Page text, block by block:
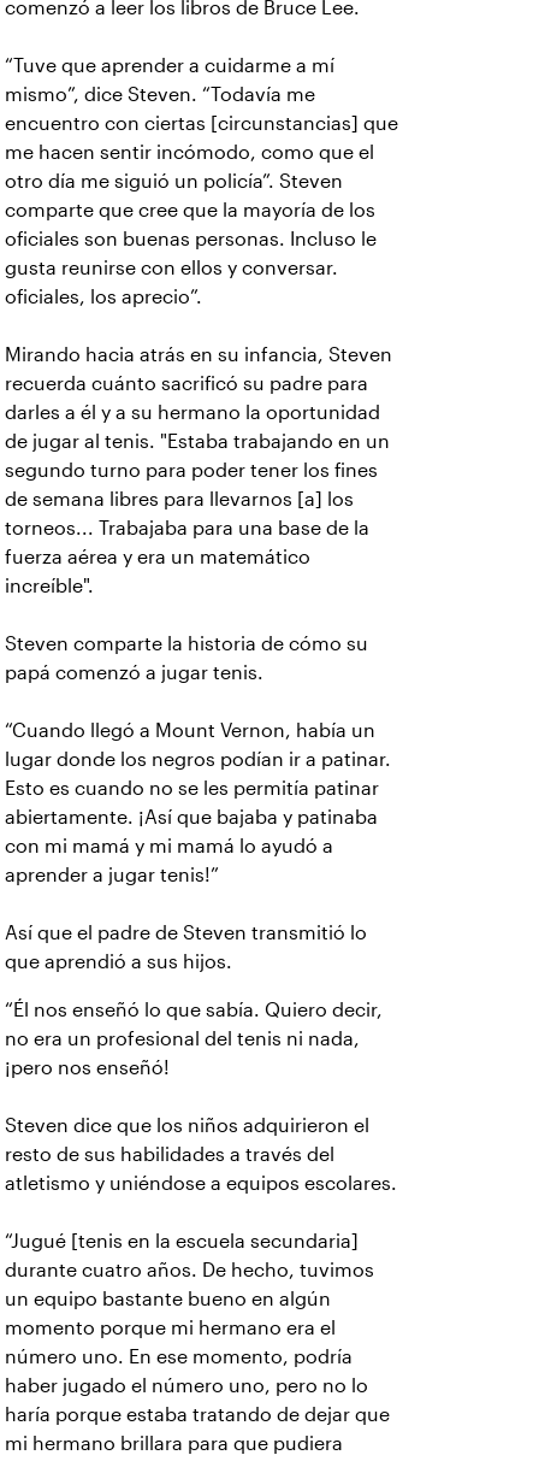
comenzó a leer los libros de Bruce Lee.
“Tuve que aprender a cuidarme a mí
mismo”, dice Steven. “Todavía me
encuentro con ciertas [circunstancias] que
me hacen sentir incómodo, como que el
otro día me siguió un policía”. Steven
comparte que cree que la mayoría de los
oficiales son buenas personas. Incluso le
gusta reunirse con ellos y conversar.
oficiales, los aprecio”.
Mirando hacia atrás en su infancia, Steven
recuerda cuánto sacrificó su padre para
darles a él y a su hermano la oportunidad
de jugar al tenis. "Estaba trabajando en un
segundo turno para poder tener los fines
de semana libres para llevarnos [a] los
torneos... Trabajaba para una base de la
fuerza aérea y era un matemático
increíble".
Steven comparte la historia de cómo su
papá comenzó a jugar tenis.
“Cuando llegó a Mount Vernon, había un
lugar donde los negros podían ir a patinar.
Esto es cuando no se les permitía patinar
abiertamente. ¡Así que bajaba y patinaba
con mi mamá y mi mamá lo ayudó a
aprender a jugar tenis!”
Así que el padre de Steven transmitió lo
que aprendió a sus hijos.
“Él nos enseñó lo que sabía. Quiero decir,
no era un profesional del tenis ni nada,
¡pero nos enseñó!
Steven dice que los niños adquirieron el
resto de sus habilidades a través del
atletismo y uniéndose a equipos escolares.
“Jugué [tenis en la escuela secundaria]
durante cuatro años. De hecho, tuvimos
un equipo bastante bueno en algún
momento porque mi hermano era el
número uno. En ese momento, podría
haber jugado el número uno, pero no lo
haría porque estaba tratando de dejar que
mi hermano brillara para que pudiera